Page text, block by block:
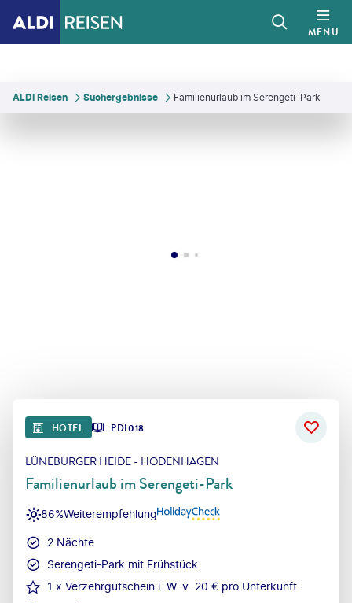
MENÜ
ALDI Reisen Suchergebnisse Familienurlaub im Serengeti-Park
HOTEL PDI018
LÜNEBURGER HEIDE - HODENHAGEN
Familienurlaub im Serengeti-Park
Weiterempfehlung
86%
2 Nächte
Serengeti-Park mit Frühstück
1 x Verzehrgutschein i. W. v. 20 € pro Unterkunft